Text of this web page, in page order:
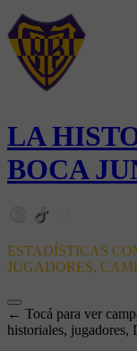
LA
BOCA
ESTADÍSTICAS
JUGADORES,
← Tocá para ver
historiales, jugadores,